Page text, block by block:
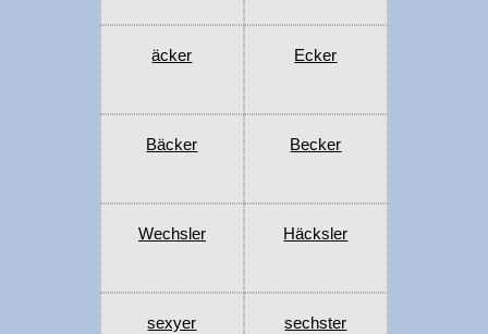
äcker Ecker
Bäcker Becker
Wechsler Häcksler
sexyer sechster